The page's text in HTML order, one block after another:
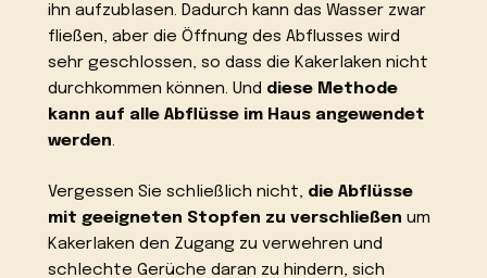
ihn aufzublasen. Dadurch kann das Wasser zwar
fließen, aber die Öffnung des Abflusses wird
sehr geschlossen, so dass die Kakerlaken nicht
durchkommen können. Und diese Methode
kann auf alle Abflüsse im Haus angewendet
werden.
Vergessen Sie schließlich nicht, die Abflüsse
mit geeigneten Stopfen zu verschließen um
Kakerlaken den Zugang zu verwehren und
schlechte Gerüche daran zu hindern, sich